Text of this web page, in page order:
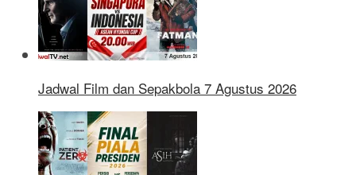
Jadwal Film dan Sepakbola 7 Agustus 2026